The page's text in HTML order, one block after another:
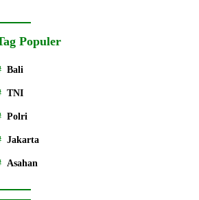
Populer
Bali
TNI
Polri
Jakarta
Asahan